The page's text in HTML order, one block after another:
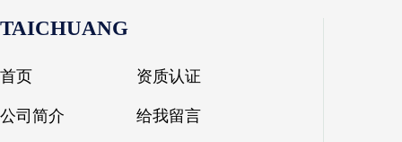
TAICHUANG
首页
公司简介
资质认证
给我留言